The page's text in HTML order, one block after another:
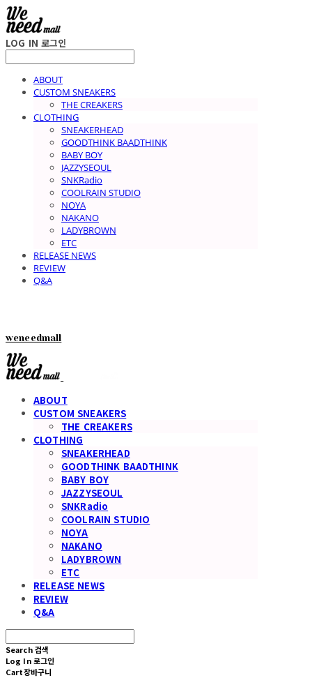
LOG IN 로그인
ABOUT
CUSTOM SNEAKERS
THE CREAKERS
CLOTHING
SNEAKERHEAD
GOODTHINK BAADTHINK
BABY BOY
JAZZYSEOUL
SNKRadio
COOLRAIN STUDIO
NOYA
NAKANO
LADYBROWN
ETC
RELEASE NEWS
REVIEW
Q&A
weneedmall
ABOUT
CUSTOM SNEAKERS
THE CREAKERS
CLOTHING
SNEAKERHEAD
GOODTHINK BAADTHINK
BABY BOY
JAZZYSEOUL
SNKRadio
COOLRAIN STUDIO
NOYA
NAKANO
LADYBROWN
ETC
RELEASE NEWS
REVIEW
Q&A
Search 검색
Log In 로그인
Cart장바구니